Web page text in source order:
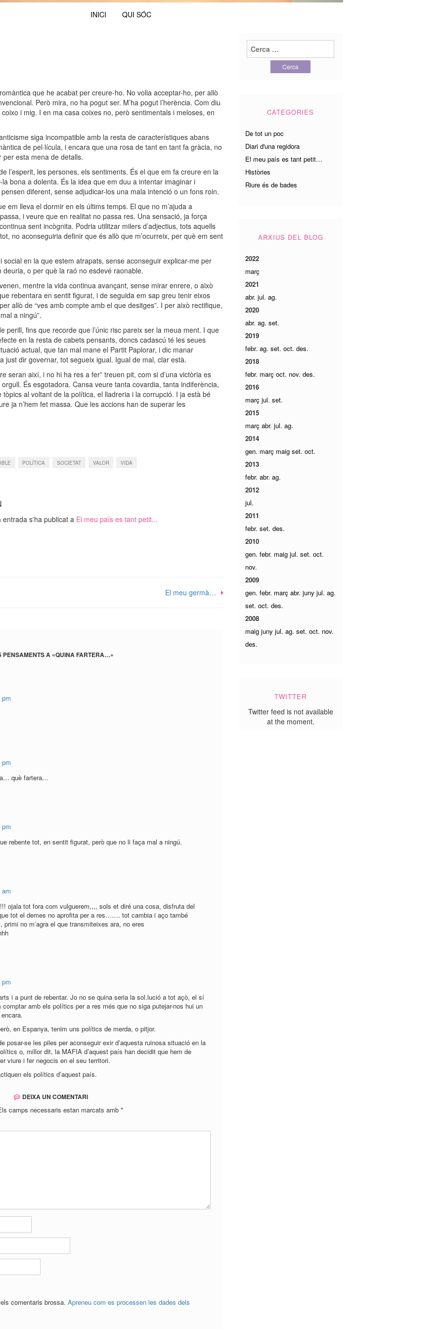
INICI QUI SÓC
que he acabat per creure-ho. No volia acceptar-ho, per allò
Però mira, no ha pogut ser. M’ha pogut l’herència. Com diu
i mig. I en ma casa coixes no, però sentimentals i meloses, en
siga incompatible amb la resta de característiques abans
de pel·lícula, i encara que una rosa de tant en tant fa gràcia, no
per esta mena de detalls.
l’esperit, les persones, els sentiments. És el que em fa creure en la
bona a dolenta. És la idea que em duu a intentar imaginar i
diferent, sense adjudicar-los una mala intenció o un fons roin.
em lleva el dormir en els últims temps. El que no m’ajuda a
i veure que en realitat no passa res. Una sensació, ja força
sent incògnita. Podria utilitzar milers d’adjectius, tots aquells
no aconseguiria definir que és allò que m’ocurreix, per què em sent
en la que estem atrapats, sense aconseguir explicar-me per
o per què la raó no esdevé raonable.
mentre la vida continua avançant, sense mirar enrere, o això
rebentara en sentit figurat, i de seguida em sap greu tenir eixos
allò de “ves amb compte amb el que desitges”. I per això rectifique,
a ningú”.
perill, fins que recorde que l’únic risc pareix ser la meua ment. I que
en la resta de cabets pensants, doncs cadascú té les seues
actual, que tan mal mane el Partit Paplorar, i dic manar
just dir governar, tot segueix igual. Igual de mal, clar està.
seran així, i no hi ha res a fer” treuen pit, com si d’una victòria es
És esgotadora. Cansa veure tanta covardia, tanta indiferència,
al voltant de la política, el lladreria i la corrupció. I ja està bé
ja n’hem fet massa. Que les accions han de superar les
POLÍTICA SOCIETAT VALOR VIDA
entrada s'ha publicat a El meu país es tant petit...
El meu germà…
PENSAMENTS A «QUINA FARTERA…»
què fartera…
rebente tot, en sentit figurat, però que no li faça mal a ningú.
ojala tot fora com vulguerem,,,, sols et diré una cosa, disfruta del
tot el demes no aprofita per a res……. tot cambia i aço també
no m’agra el que transmiteixes ara, no eres
i a punt de rebentar. Jo no se quina seria la sol.lució a tot açò, el sí
comptar amb els polítics per a res més que no siga putejar-nos hui un
en Espanya, tenim uns polítics de merda, o pitjor.
posar-se les piles per aconseguir exir d’aquesta ruinosa situació en la
o, millor dit, la MAFIA d’aquest país han decidit que hem de
viure i fer negocis en el seu territori.
els polítics d’aquest país.
DEIXA UN COMENTARI
camps necessaris estan marcats amb *
comentaris brossa. Apreneu com es processen les dades dels
Cerca:
CATEGORIES
De tot un poc
Diari d'una regidora
El meu país es tant petit…
Històries
Riure és de bades
ARXIUS DEL BLOG
2022
març
2021
abr. jul. ag.
2020
abr. ag. set.
2019
febr. ag. set. oct. des.
2018
febr. març oct. nov. des.
2016
març jul. set.
2015
març abr. jul. ag.
2014
gen. març maig set. oct.
2013
febr. abr. ag.
2012
jul.
2011
febr. set. des.
2010
gen. febr. maig jul. set. oct.
nov.
2009
gen. febr. març abr. juny jul. ag.
set. oct. des.
2008
maig juny jul. ag. set. oct. nov.
des.
TWITTER
Twitter feed is not available
at the moment.